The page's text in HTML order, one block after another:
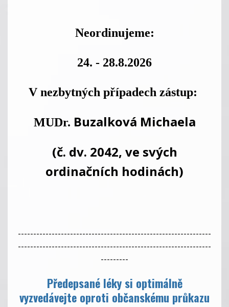
Neordinujeme:
24. - 28.8.2026
V nezbytných případech zástup:
MUDr. Buzalková Michaela
(č. dv. 2042, ve svých
ordinačních hodinách)
---------------------------------------------------------------
---------------------------------------------------------------
---------
Předepsané léky si optimálně
vyzvedávejte oproti občanskému průkazu